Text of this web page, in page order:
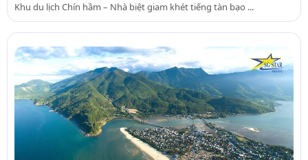
Khu du lịch Chín hầm – Nhà biệt giam khét tiếng tàn bạo ...